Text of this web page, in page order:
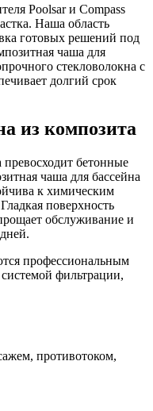
Poolsar и Compass
Наша область
готовых решений под
чаша для
стекловолокна с
долгий срок
из композита
бетонные
чаша для бассейна
к химическим
поверхность
обслуживание и
профессиональным
фильтрации,
противотоком,